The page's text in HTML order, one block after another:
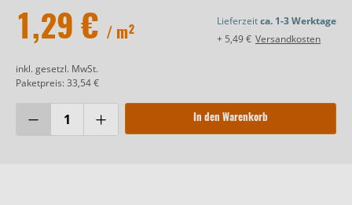
1,29 € / m²
inkl. gesetzl. MwSt.
Paketpreis: 33,54 €
Lieferzeitca. 1-3 Werktage
+ 5,49 € Versandkosten
In den Warenkorb